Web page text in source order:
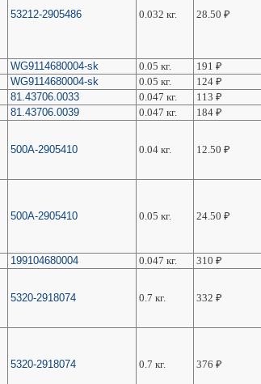
53212-2905486 0.032 кг. 28.50 ₽
WG9114680004-sk 0.05 кг. 191 ₽
WG9114680004-sk 0.05 кг. 124 ₽
81.43706.0033 0.047 кг. 113 ₽
81.43706.0039 0.047 кг. 184 ₽
500А-2905410 0.04 кг. 12.50 ₽
500А-2905410 0.05 кг. 24.50 ₽
199104680004 0.047 кг. 310 ₽
5320-2918074 0.7 кг. 332 ₽
5320-2918074 0.7 кг. 376 ₽